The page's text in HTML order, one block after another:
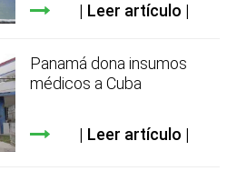
Leer artículo
Panamá dona insumos
médicos a Cuba
Leer artículo